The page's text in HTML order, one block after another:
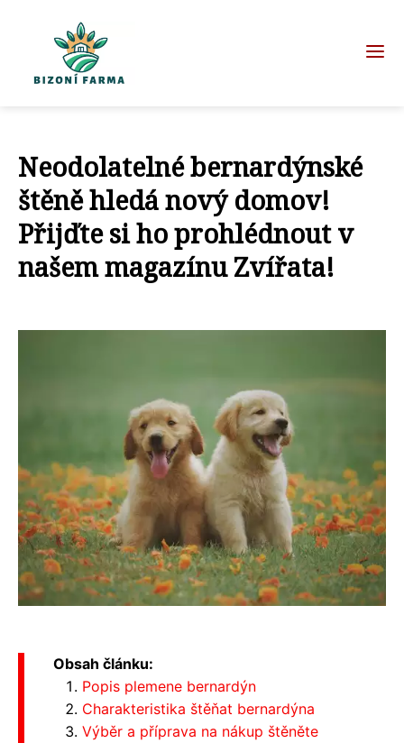
Neodolatelné bernardýnské
štěně hledá nový domov!
Přijďte si ho prohlédnout v
našem magazínu Zvířata!
Obsah článku:
Popis plemene bernardýn
Charakteristika štěňat bernardýna
Výběr a příprava na nákup štěněte